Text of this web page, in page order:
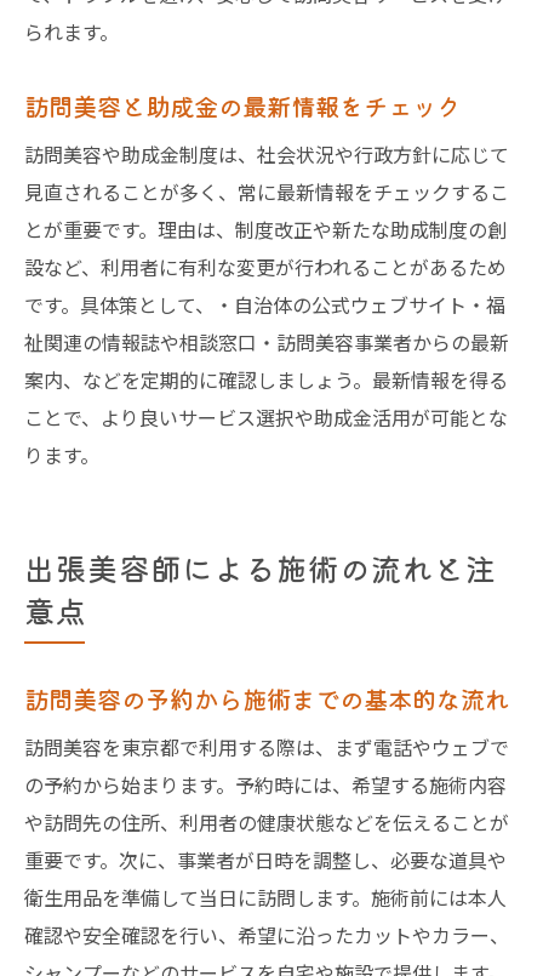
られます。
訪問美容と助成金の最新情報をチェック
訪問美容や助成金制度は、社会状況や行政方針に応じて
見直されることが多く、常に最新情報をチェックするこ
とが重要です。理由は、制度改正や新たな助成制度の創
設など、利用者に有利な変更が行われることがあるため
です。具体策として、・自治体の公式ウェブサイト・福
祉関連の情報誌や相談窓口・訪問美容事業者からの最新
案内、などを定期的に確認しましょう。最新情報を得る
ことで、より良いサービス選択や助成金活用が可能とな
ります。
出張美容師による施術の流れと注
意点
訪問美容の予約から施術までの基本的な流れ
訪問美容を東京都で利用する際は、まず電話やウェブで
の予約から始まります。予約時には、希望する施術内容
や訪問先の住所、利用者の健康状態などを伝えることが
重要です。次に、事業者が日時を調整し、必要な道具や
衛生用品を準備して当日に訪問します。施術前には本人
確認や安全確認を行い、希望に沿ったカットやカラー、